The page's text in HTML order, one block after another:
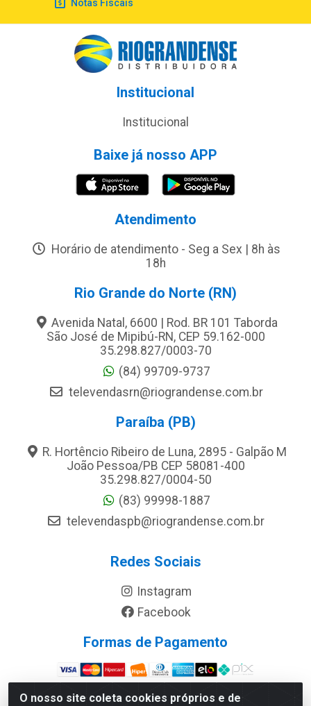
O nosso site coleta cookies próprios e de
Notas Fiscais
Institucional
Institucional
Baixe já nosso APP
Atendimento
Horário de atendimento - Seg a Sex | 8h às
18h
Rio Grande do Norte (RN)
Avenida Natal, 6600 | Rod. BR 101 Taborda
São José de Mipibú-RN, CEP 59.162-000
35.298.827/0003-70
(84) 99709-9737
televendasrn@riograndense.com.br
Paraíba (PB)
R. Hortêncio Ribeiro de Luna, 2895 - Galpão M
João Pessoa/PB CEP 58081-400
35.298.827/0004-50
(83) 99998-1887
televendaspb@riograndense.com.br
Redes Sociais
Instagram
Facebook
Formas de Pagamento
Site Seguro